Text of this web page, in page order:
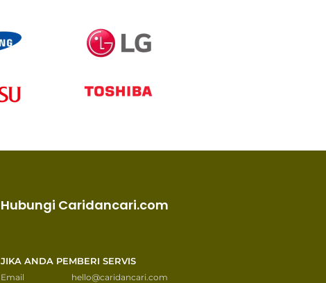
Hubungi Caridancari.com
JIKA ANDA PEMBERI SERVIS
Email
hello@caridancari.com